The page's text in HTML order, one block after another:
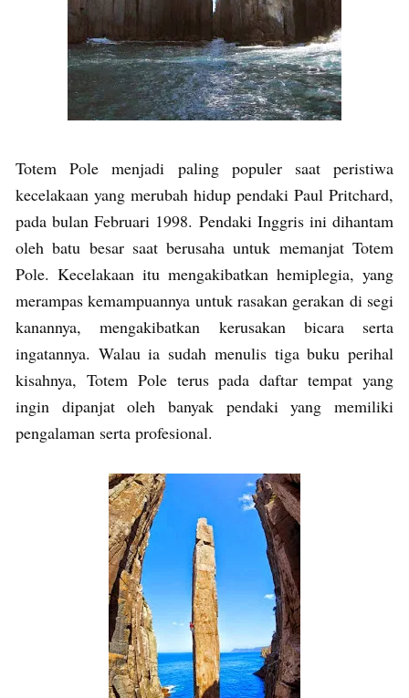
Totem Pole menjadi paling populer saat peristiwa
kecelakaan yang merubah hidup pendaki Paul Pritchard,
pada bulan Februari 1998. Pendaki Inggris ini dihantam
oleh batu besar saat berusaha untuk memanjat Totem
Pole. Kecelakaan itu mengakibatkan hemiplegia, yang
merampas kemampuannya untuk rasakan gerakan di segi
kanannya, mengakibatkan kerusakan bicara serta
ingatannya. Walau ia sudah menulis tiga buku perihal
kisahnya, Totem Pole terus pada daftar tempat yang
ingin dipanjat oleh banyak pendaki yang memiliki
pengalaman serta profesional.